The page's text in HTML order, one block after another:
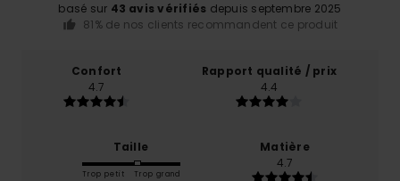
basé sur 43 avis vérifiés depuis septembre 2025
81% de nos clients recommandent ce produit
Confort
4.7
Rapport qualité / prix
4.4
Taille
Trop petit Trop grand
Matière
4.7